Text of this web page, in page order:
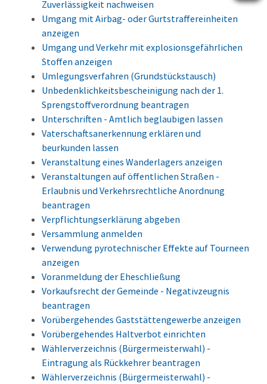
Zuverlässigkeit nachweisen
Umgang mit Airbag- oder Gurtstraffereinheiten
anzeigen
Umgang und Verkehr mit explosionsgefährlichen
Stoffen anzeigen
Umlegungsverfahren (Grundstückstausch)
Unbedenklichkeitsbescheinigung nach der 1.
Sprengstoffverordnung beantragen
Unterschriften - Amtlich beglaubigen lassen
Vaterschaftsanerkennung erklären und
beurkunden lassen
Veranstaltung eines Wanderlagers anzeigen
Veranstaltungen auf öffentlichen Straßen -
Erlaubnis und Verkehrsrechtliche Anordnung
beantragen
Verpflichtungserklärung abgeben
Versammlung anmelden
Verwendung pyrotechnischer Effekte auf Tourneen
anzeigen
Voranmeldung der Eheschließung
Vorkaufsrecht der Gemeinde - Negativzeugnis
beantragen
Vorübergehendes Gaststättengewerbe anzeigen
Vorübergehendes Haltverbot einrichten
Wählerverzeichnis (Bürgermeisterwahl) -
Eintragung als Rückkehrer beantragen
Wählerverzeichnis (Bürgermeisterwahl) -